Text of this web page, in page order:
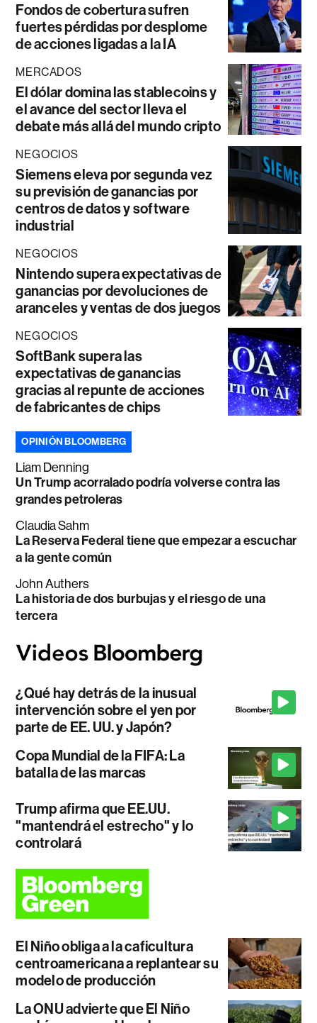
Fondos de cobertura sufren
fuertes pérdidas por desplome
de acciones ligadas a la IA
MERCADOS
El dólar domina las stablecoins y
el avance del sector lleva el
debate más allá del mundo cripto
NEGOCIOS
Siemens eleva por segunda vez
su previsión de ganancias por
centros de datos y software
industrial
NEGOCIOS
Nintendo supera expectativas de
ganancias por devoluciones de
aranceles y ventas de dos juegos
NEGOCIOS
SoftBank supera las
expectativas de ganancias
gracias al repunte de acciones
de fabricantes de chips
OPINIÓN BLOOMBERG
Liam Denning
Un Trump acorralado podría volverse contra las
grandes petroleras
Claudia Sahm
La Reserva Federal tiene que empezar a escuchar
a la gente común
John Authers
La historia de dos burbujas y el riesgo de una
tercera
¿Qué hay detrás de la inusual
intervención sobre el yen por
parte de EE. UU. y Japón?
Copa Mundial de la FIFA: La
batalla de las marcas
Trump afirma que EE.UU.
"mantendrá el estrecho" y lo
controlará
El Niño obliga a la caficultura
centroamericana a replantear su
modelo de producción
La ONU advierte que El Niño